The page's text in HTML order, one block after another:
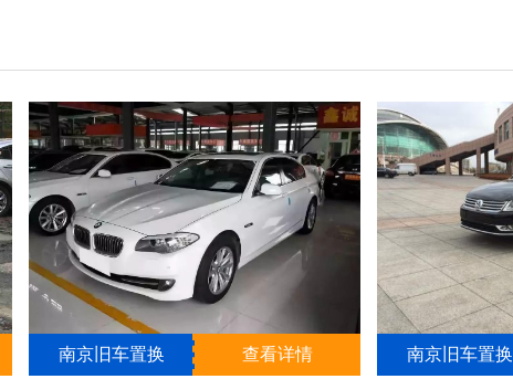
南京旧车置换 查看详情 南京旧车置换